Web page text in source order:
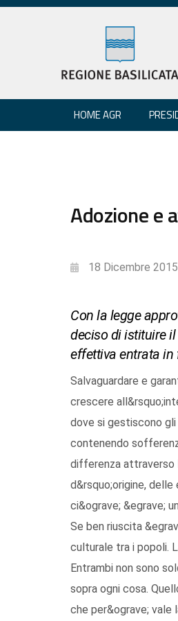
HOME AGR
Adozione e
18 Dicembre 2015
Con la legge
deciso di istituire
effettiva entrata in
Salvaguardare e garantire il diritto di ogni bambino a essere e sentirsi figlio. Amato. Protetto. Di poter crescere all&rsquo;interno di una famiglia, il luogo per eccellenza della cura e della protezione. L&igrave; dove si gestiscono gli aspetti affettivi ed emotivi generando amore, infondendo speranza e fiducia, contenendo sofferenze, ansie e paure. Chi si avvicina all&rsquo;adozione internazionale deve tutelare la differenza attraverso la valorizzazione delle diverse storie di genitori e figli, delle differenti culture d&rsquo;origine, delle evidenti disuguaglianze somatiche pi&ugrave; o meno evidenti. Negare tutto ci&ograve; &egrave; un grosso rischio che impedirebbe al figlio la costruzione della propria identit&agrave;. Se ben riuscita &egrave; la dimostrazione di come sia possibile superare le barriere della distanza anche culturale tra i popoli. La costruzione del legame adottivo &egrave; un&rsquo;operazione congiunta. Entrambi non sono solo scelti, ma si scelgono. Il bimbo e la sua felicit&agrave;, per&ograve;,vanno posti sopra ogni cosa. Quello dell&rsquo;adozione, quindi, &egrave; un cammino lungo e articolato, una missione che per&ograve; vale la pena di adottare. Le coppie poi non saranno mai lasciate sole. Al loro fianco sempre un team di esperti.<br /><br />Oggi le adozioni e gli affidamenti rappresentano una forma di evoluzione del sistema familiare. Sono in costante aumento nell&rsquo;ultimo decennio grazie a una maggiore apertura e sensibilit&agrave; delle famiglie verso i bambini abbandonati e alle difficolt&agrave; di procreazione delle coppie. Tutto ci&ograve; ha spinto soggetti pubblici e privati a intervenire in materia anche perch&eacute; sono mutati sia i rapporti all&rsquo;interno della stessa famiglia che tra cittadini e Stato. La Basilicata, ancora, una volta si mostra assai sensibili a temi di carattere etico e sociale con l&rsquo;approvazione del Consiglio all&rsquo;unanimit&agrave; della proposta di legge che istituisce il Servizio regionale per garantire il sostegno delle adozioni e gli affidamenti familiari (Saaf) avanzata da Gianni Rosa,